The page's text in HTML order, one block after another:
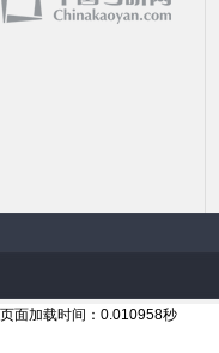
页面加载时间：0.010958秒